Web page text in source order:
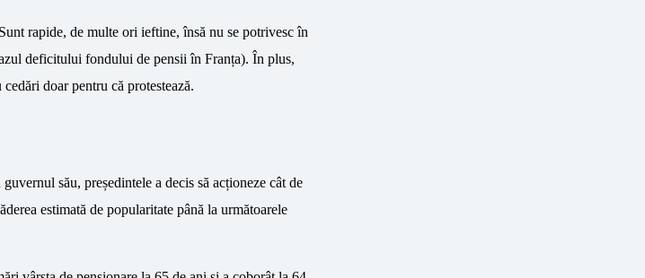
rapide, de multe ori ieftine, însă nu se potrivesc în
deficitului fondului de pensii în Franța). În plus,
doar pentru că protestează.
său, președintele a decis să acționeze cât de
estimată de popularitate până la următoarele